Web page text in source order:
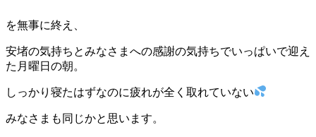
を無事に終え、
安堵の気持ちとみなさまへの感謝の気持ちでいっぱいで迎え
た月曜日の朝。
しっかり寝たはずなのに疲れが全く取れていない
みなさまも同じかと思います。